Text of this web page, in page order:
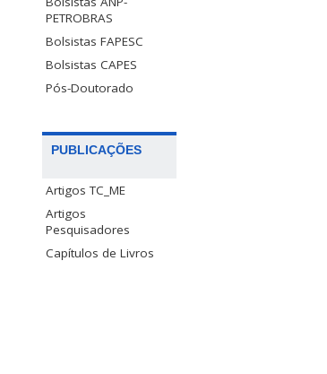
PETROBRAS
Bolsistas FAPESC
Bolsistas CAPES
Pós-Doutorado
PUBLICAÇÕES
Artigos TC_ME
Artigos
Pesquisadores
Capítulos de Livros